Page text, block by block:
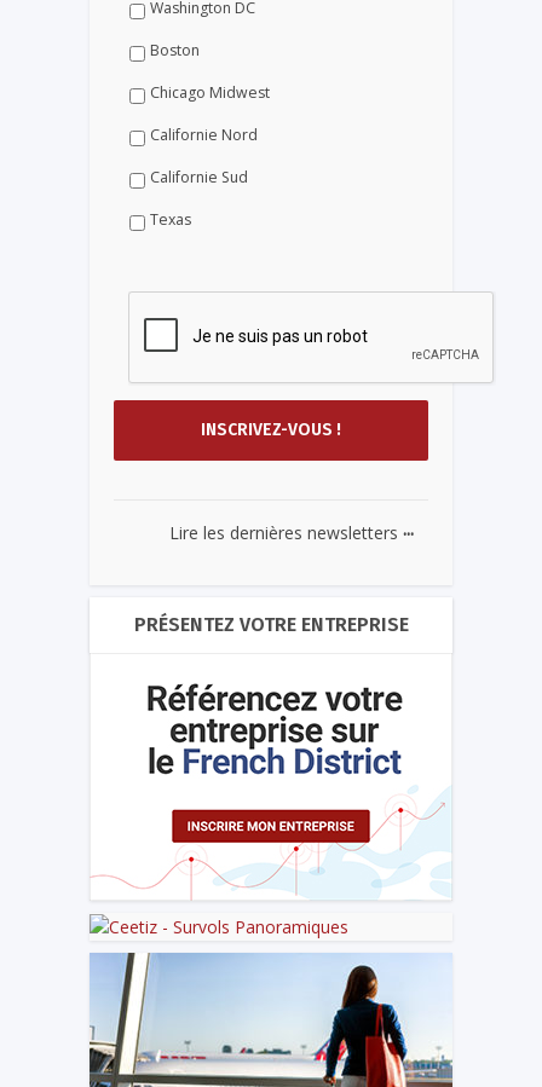
Washington DC
Boston
Chicago Midwest
Californie Nord
Californie Sud
Texas
Lire les dernières newsletters ...
PRÉSENTEZ VOTRE ENTREPRISE